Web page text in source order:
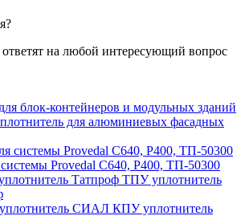
на любой интересующий вопрос
блок-контейнеров и модульных зданий
для алюминиевых фасадных
Provedal С640, Р400, ТП-50300
ТПУ уплотнитель
КПУ уплотнитель